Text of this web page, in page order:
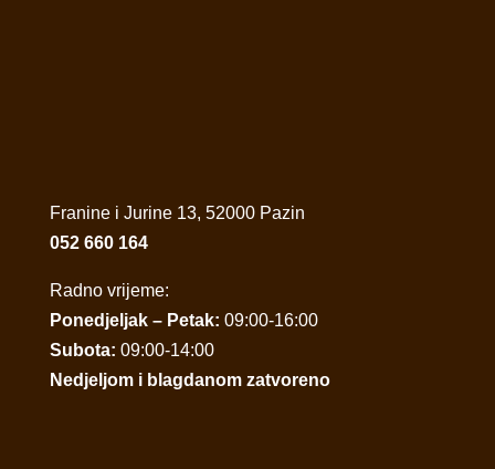
Franine i Jurine 13, 52000 Pazin
052 660 164
Radno vrijeme:
Ponedjeljak – Petak: 09:00-16:00
Subota: 09:00-14:00
Nedjeljom i blagdanom zatvoreno